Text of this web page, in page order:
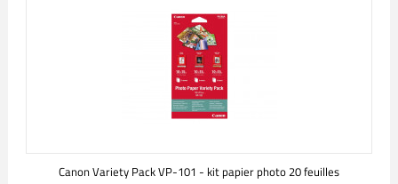
Canon Variety Pack VP-101 - kit papier photo 20 feuilles